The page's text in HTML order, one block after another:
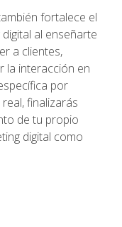
fortalece el
al enseñarte
a clientes,
la interacción en
por
finalizarás
de tu propio
digital como